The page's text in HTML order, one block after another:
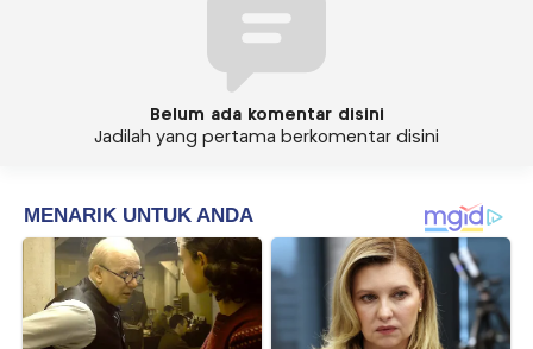
Belum ada komentar disini
Jadilah yang pertama berkomentar disini